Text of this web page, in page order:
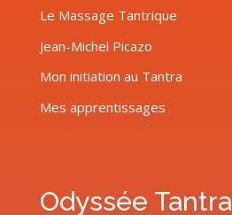
Le Massage Tantrique
Jean-Michel Picazo
Mon initiation au Tantra
Mes apprentissages
Odyssée Tantra